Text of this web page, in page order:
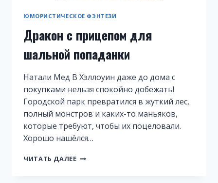
ЮМОРИСТИЧЕСКОЕ ФЭНТЕЗИ
Дракон с прицепом для
шальной попаданки
Натали Мед В Хэллоуин даже до дома с
покупками нельзя спокойно добежать!
Городской парк превратился в жуткий лес,
полный монстров и каких-то маньяков,
которые требуют, чтобы их поцеловали.
Хорошо нашёлся…
ЧИТАТЬ ДАЛЕЕ ДРАКОН